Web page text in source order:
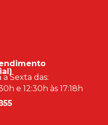
Sexta das:
e 12:30h às 17:18h